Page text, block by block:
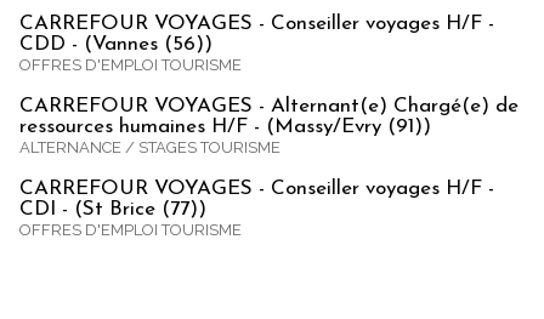
CARREFOUR VOYAGES - Conseiller voyages H/F -
CDD - (Vannes (56))
OFFRES D'EMPLOI TOURISME
CARREFOUR VOYAGES - Alternant(e) Chargé(e) de
ressources humaines H/F - (Massy/Evry (91))
ALTERNANCE / STAGES TOURISME
CARREFOUR VOYAGES - Conseiller voyages H/F -
CDI - (St Brice (77))
OFFRES D'EMPLOI TOURISME